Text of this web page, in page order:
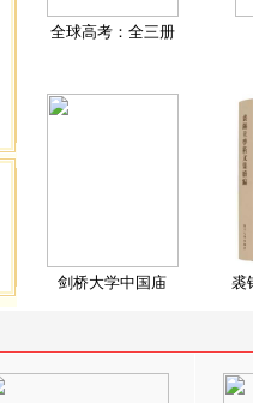
全球高考：全三册
剑桥大学中国庙 裘